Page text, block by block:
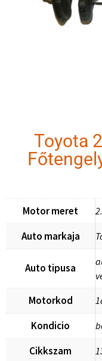
Toyota
Motor meret
Auto markaja
Auto tipusa
Motorkod
Kondicio
Cikkszam